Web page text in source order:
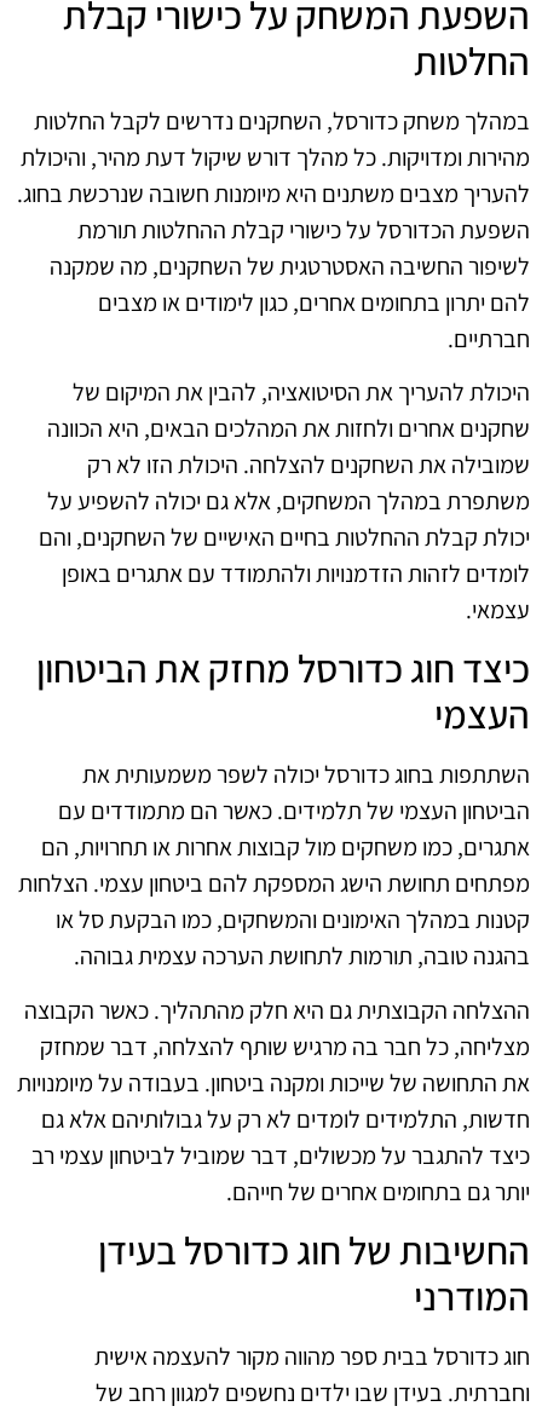
השפעת המשחק על כישורי קבלת
החלטות
במהלך משחק כדורסל, השחקנים נדרשים לקבל החלטות
מהירות ומדויקות. כל מהלך דורש שיקול דעת מהיר, והיכולת
להעריך מצבים משתנים היא מיומנות חשובה שנרכשת בחוג.
השפעת הכדורסל על כישורי קבלת ההחלטות תורמת
לשיפור החשיבה האסטרטגית של השחקנים, מה שמקנה
להם יתרון בתחומים אחרים, כגון לימודים או מצבים
חברתיים.
היכולת להעריך את הסיטואציה, להבין את המיקום של
שחקנים אחרים ולחזות את המהלכים הבאים, היא הכוונה
שמובילה את השחקנים להצלחה. היכולת הזו לא רק
משתפרת במהלך המשחקים, אלא גם יכולה להשפיע על
יכולת קבלת ההחלטות בחיים האישיים של השחקנים, והם
לומדים לזהות הזדמנויות ולהתמודד עם אתגרים באופן
עצמאי.
כיצד חוג כדורסל מחזק את הביטחון
העצמי
השתתפות בחוג כדורסל יכולה לשפר משמעותית את
הביטחון העצמי של תלמידים. כאשר הם מתמודדים עם
אתגרים, כמו משחקים מול קבוצות אחרות או תחרויות, הם
מפתחים תחושת הישג המספקת להם ביטחון עצמי. הצלחות
קטנות במהלך האימונים והמשחקים, כמו הבקעת סל או
בהגנה טובה, תורמות לתחושת הערכה עצמית גבוהה.
ההצלחה הקבוצתית גם היא חלק מהתהליך. כאשר הקבוצה
מצליחה, כל חבר בה מרגיש שותף להצלחה, דבר שמחזק
את התחושה של שייכות ומקנה ביטחון. בעבודה על מיומנויות
חדשות, התלמידים לומדים לא רק על גבולותיהם אלא גם
כיצד להתגבר על מכשולים, דבר שמוביל לביטחון עצמי רב
יותר גם בתחומים אחרים של חייהם.
החשיבות של חוג כדורסל בעידן
המודרני
חוג כדורסל בבית ספר מהווה מקור להעצמה אישית
וחברתית. בעידן שבו ילדים נחשפים למגוון רחב של